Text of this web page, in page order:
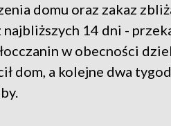
domu oraz zakaz
14 dni -
w obecności
dom, a kolejne dwa